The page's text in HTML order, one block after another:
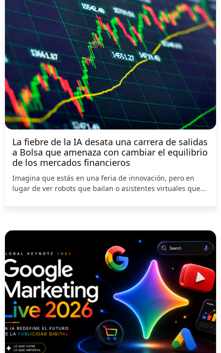
La fiebre de la IA desata una carrera de salidas
a Bolsa que amenaza con cambiar el equilibrio
de los mercados financieros
Imagina que estás en una feria de innovación, pero en
lugar de ver robots que bailan o asistentes virtuales que...